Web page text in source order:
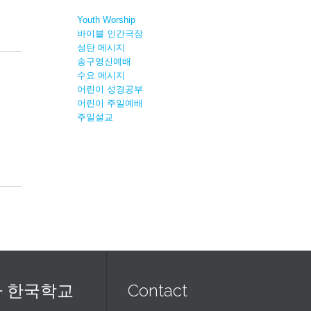
Youth Worship
바이블 인간극장
성탄 메시지
송구영신예배
수요 메시지
어린이 성경공부
어린이 주일예배
주일설교
한국학교 Contact